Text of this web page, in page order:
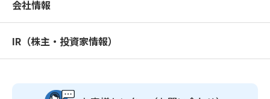
会社情報
IR（株主・投資家情報）